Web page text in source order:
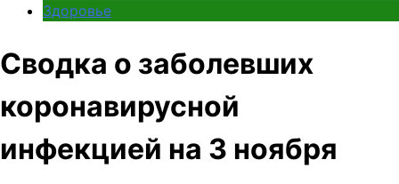
Здоровье
Сводка о заболевших
коронавирусной
инфекцией на 3 ноября